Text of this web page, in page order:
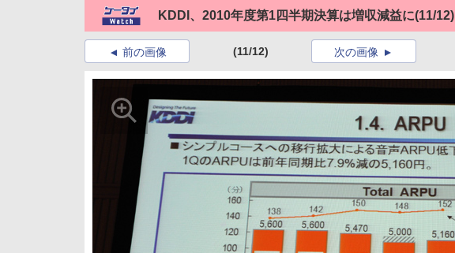
KDDI、2010年度第1四半期決算は増収減益に(11/12)
前の画像 (11/12) 次の画像